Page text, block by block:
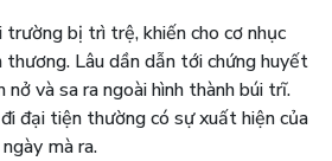
trường bị trì trệ, khiến cho cơ nhục
Lâu dần dẫn tới chứng huyết
nở và sa ra ngoài hình thành búi trĩ.
đại tiện thường có sự xuất hiện của
mà ra.